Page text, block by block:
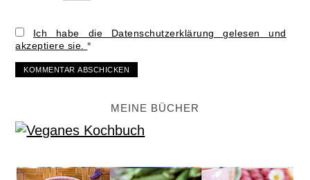
Ich habe die Datenschutzerklärung gelesen und
akzeptiere sie.*
MEINE BÜCHER